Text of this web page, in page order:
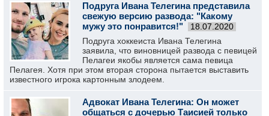
Подруга Ивана Телегина представила
свежую версию развода: "Какому
мужу это понравится!"
18.07.2020
Подруга хоккеиста Ивана Телегина
заявила, что виновницей развода с певицей
Пелагеи якобы является сама певица
Пелагея. Хотя при этом вторая сторона пытается выставить
известного игрока картонным злодеем.
Адвокат Ивана Телегина: Он может
общаться с дочерью Таисией только